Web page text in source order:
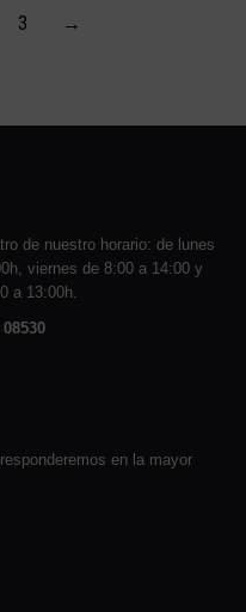
3 →
de nuestro horario: de lunes
viernes de 8:00 a 14:00 y
a 13:00h.
en la mayor